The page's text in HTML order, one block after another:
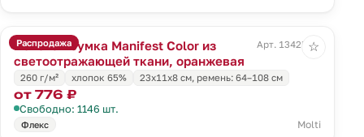
Распродажа
Поясная сумка Manifest Color из
светоотражающей ткани, оранжевая
Арт. 13425.20
260 г/м² хлопок 65% 23x11x8 см, ремень: 64–108 см
от 776 ₽
Свободно: 1146 шт.
Флекс Molti
☆